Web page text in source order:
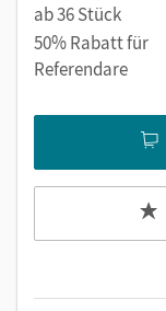
ab 36 Stück
50% Rabatt für
Referendare